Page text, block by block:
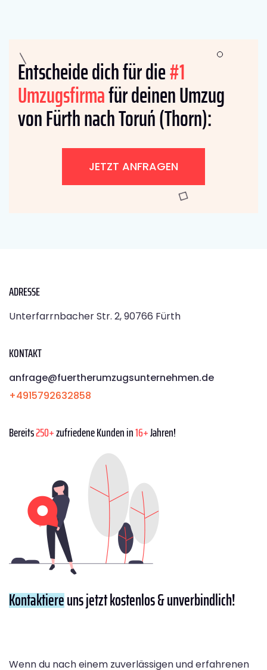
Entscheide dich für die#1
Umzugsfirmafür deinen Umzug
von Fürth nach Toruń (Thorn):
JETZT ANFRAGEN
ADRESSE
Unterfarrnbacher Str. 2, 90766 Fürth
KONTAKT
anfrage@fuertherumzugsunternehmen.de
+4915792632858
Bereits250+zufriedene Kunden in16+Jahren!
Kontaktiereuns jetzt kostenlos & unverbindlich!
Wenn du nach einem zuverlässigen und erfahrenen